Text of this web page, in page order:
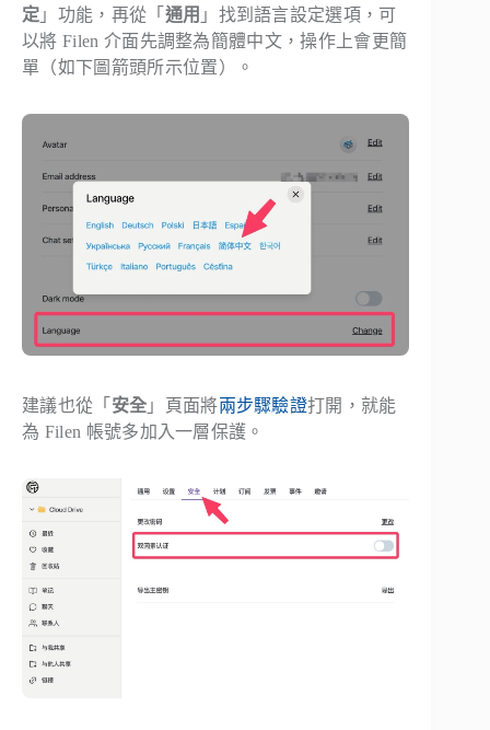
定 」功能，再從「 通用 」找到語言設定選項，可
以將 Filen 介面先調整為簡體中文，操作上會更簡
單（如下圖箭頭所示位置）。
建議也從「 安全 」頁面將兩步驟驗證打開，就能
為 Filen 帳號多加入一層保護。